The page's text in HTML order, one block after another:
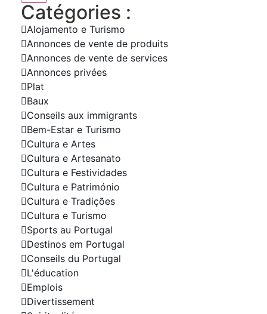
Catégories :
Alojamento e Turismo
Annonces de vente de produits
Annonces de vente de services
Annonces privées
Plat
Baux
Conseils aux immigrants
Bem-Estar e Turismo
Cultura e Artes
Cultura e Artesanato
Cultura e Festividades
Cultura e Património
Cultura e Tradições
Cultura e Turismo
Sports au Portugal
Destinos em Portugal
Conseils du Portugal
L'éducation
Emplois
Divertissement